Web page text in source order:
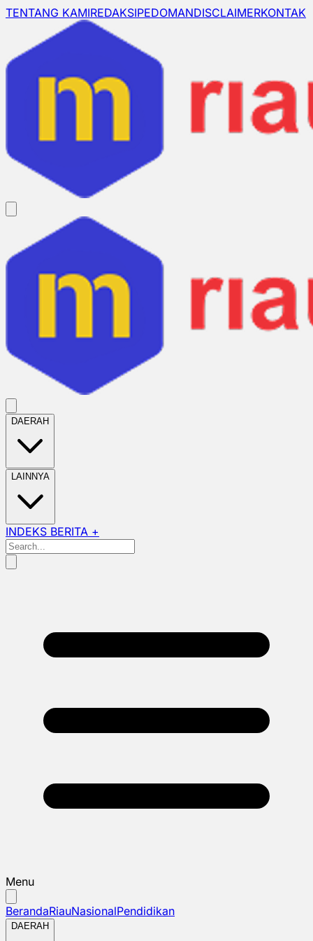
TENTANG KAMIREDAKSIPEDOMANDISCLAIMERKONTAK
DAERAH
LAINNYA
INDEKS BERITA +
Menu
BerandaRiauNasionalPendidikan
DAERAH